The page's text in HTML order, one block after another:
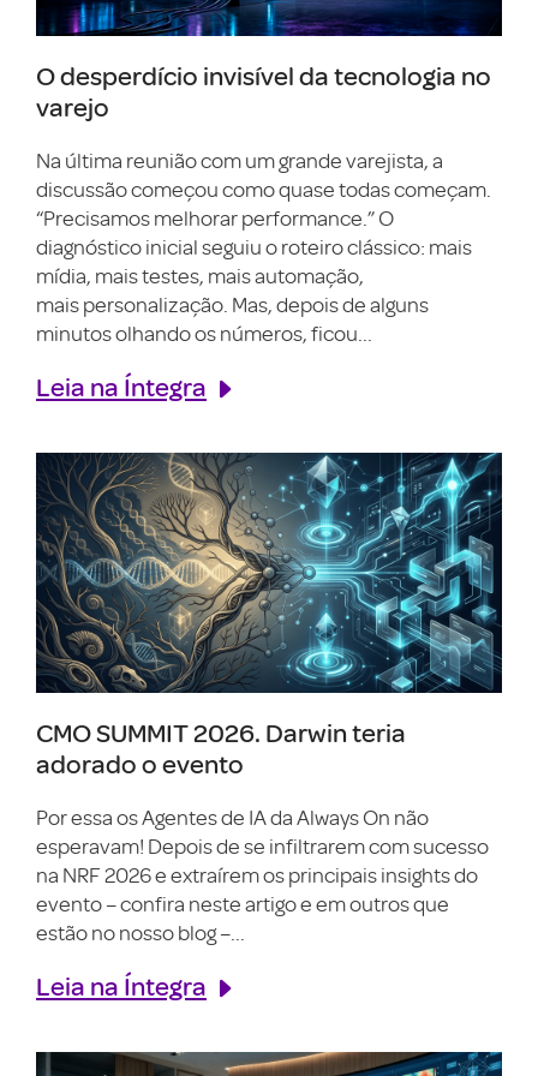
O desperdício invisível da tecnologia no
varejo
Na última reunião com um grande varejista, a
discussão começou como quase todas começam.
“Precisamos melhorar performance.” O
diagnóstico inicial seguiu o roteiro clássico: mais
mídia, mais testes, mais automação,
mais personalização. Mas, depois de alguns
minutos olhando os números, ficou...
Leia na Íntegra
CMO SUMMIT 2026. Darwin teria
adorado o evento
Por essa os Agentes de IA da Always On não
esperavam! Depois de se infiltrarem com sucesso
na NRF 2026 e extraírem os principais insights do
evento – confira neste artigo e em outros que
estão no nosso blog –...
Leia na Íntegra